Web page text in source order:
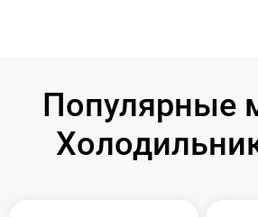
Популярные